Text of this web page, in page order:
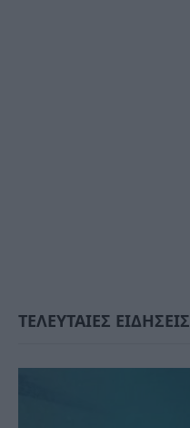
ΤΕΛΕΥΤΑΙΕΣ ΕΙΔΗΣΕΙΣ